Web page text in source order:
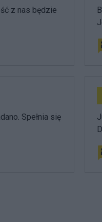
z nas będzie
Spełnia się